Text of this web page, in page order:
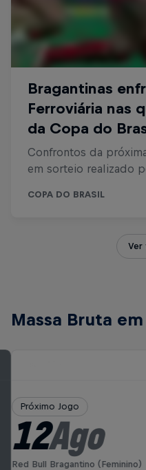
Ver
Massa Bruta
Próximo Jogo
12Ago
Red Bull Bragantino (Feminino)